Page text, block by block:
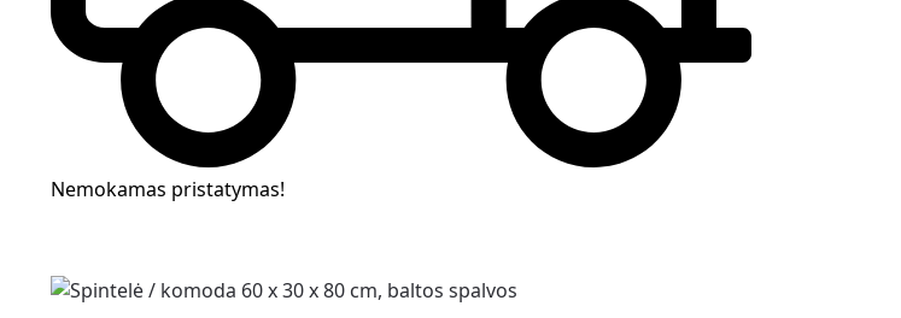
Nemokamas pristatymas!